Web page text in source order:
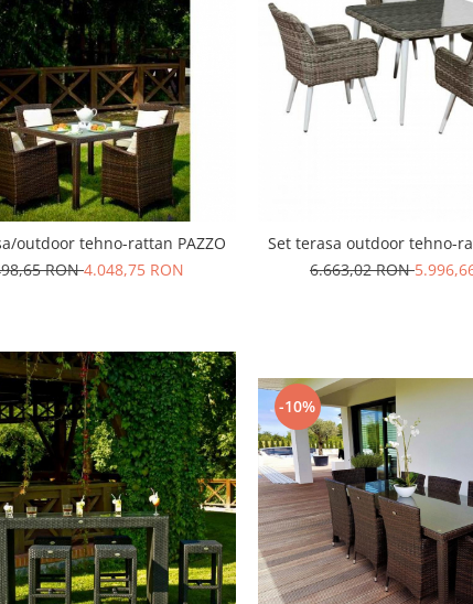
outdoor tehno-rattan PAZZO
RON4.048,75 RON
Set terasa outdoor tehno-
6.663,02 RON
-10%